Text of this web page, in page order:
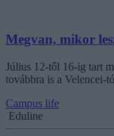
Megvan, mikor
Július 12-től 16-ig tart
továbbra is a Velencei-
Campus life
Eduline